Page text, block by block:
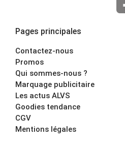
Pages principales
Contactez-nous
Promos
Qui sommes-nous ?
Marquage publicitaire
Les actus ALVS
Goodies tendance
CGV
Mentions légales